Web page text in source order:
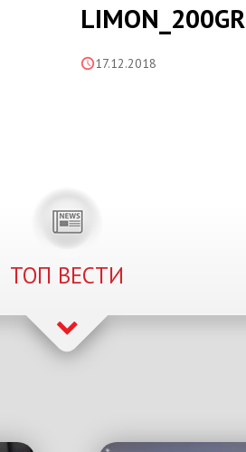
LIMON_200GR
17.12.2018
ТОП ВЕСТИ